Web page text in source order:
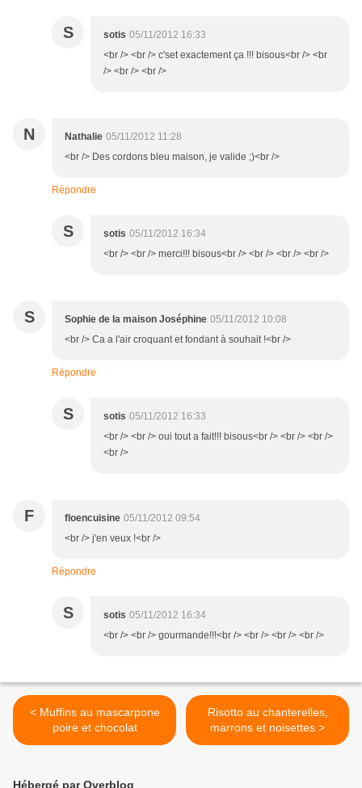
S sotis 05/11/2012 16:33
<br /> <br /> c'set exactement ça !!! bisous<br /> <br
/> <br /> <br />
N Nathalie 05/11/2012 11:28
<br /> Des cordons bleu maison, je valide ;)<br />
Répondre
S sotis 05/11/2012 16:34
<br /> <br /> merci!!! bisous<br /> <br /> <br /> <br />
S Sophie de la maison Joséphine 05/11/2012 10:08
<br /> Ca a l'air croquant et fondant à souhait !<br />
Répondre
S sotis 05/11/2012 16:33
<br /> <br /> oui tout a fait!!! bisous<br /> <br /> <br />
<br />
F floencuisine 05/11/2012 09:54
<br /> j'en veux !<br />
Répondre
S sotis 05/11/2012 16:34
<br /> <br /> gourmande!!!<br /> <br /> <br /> <br />
< Muffins au mascarpone
poire et chocolat
Risotto au chanterelles,
marrons et noisettes >
Hébergé par Overblog